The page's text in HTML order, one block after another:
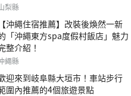
梨縣
沖繩住宿推薦】改裝後煥然一新
「沖繩東方spa度假村飯店」魅力
整介紹！
繩縣
迎來到岐阜縣大垣市！車站步行
圍內推薦的4個旅遊景點